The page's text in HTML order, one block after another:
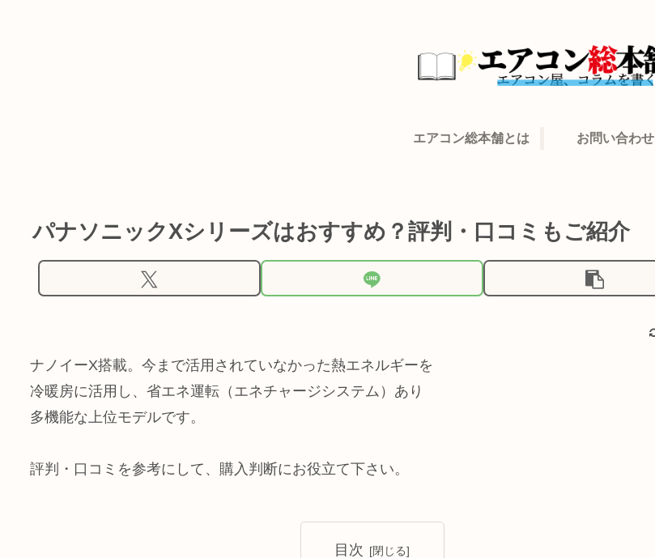
エアコン総本舗とは お問い合わせ
パナソニックXシリーズはおすすめ？評判・口コミもご紹介
ナノイーX搭載。今まで活用されていなかった熱エネルギーを
冷暖房に活用し、省エネ運転（エネチャージシステム）あり
多機能な上位モデルです。
評判・口コミを参考にして、購入判断にお役立て下さい。
目次